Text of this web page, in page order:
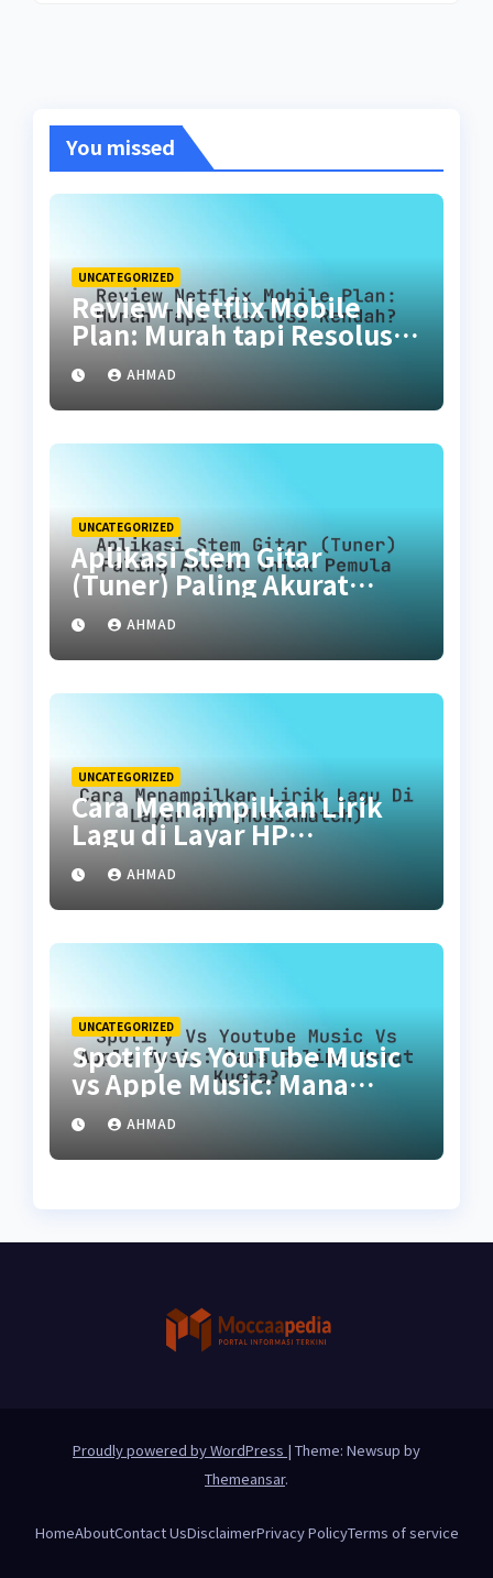
You missed
UNCATEGORIZED
Review Netflix Mobile
Plan: Murah tapi Resolusi
Rendah?
AHMAD
UNCATEGORIZED
Aplikasi Stem Gitar
(Tuner) Paling Akurat
untuk Pemula
AHMAD
UNCATEGORIZED
Cara Menampilkan Lirik
Lagu di Layar HP
(Musixmatch)
AHMAD
UNCATEGORIZED
Spotify vs YouTube Music
vs Apple Music: Mana
Paling Hemat Kuota?
AHMAD
Proudly powered by WordPress | Theme: Newsup by
Themeansar.
HomeAboutContact UsDisclaimerPrivacy PolicyTerms of service